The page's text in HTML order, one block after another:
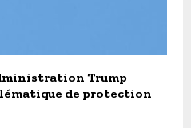
Trump
de protection